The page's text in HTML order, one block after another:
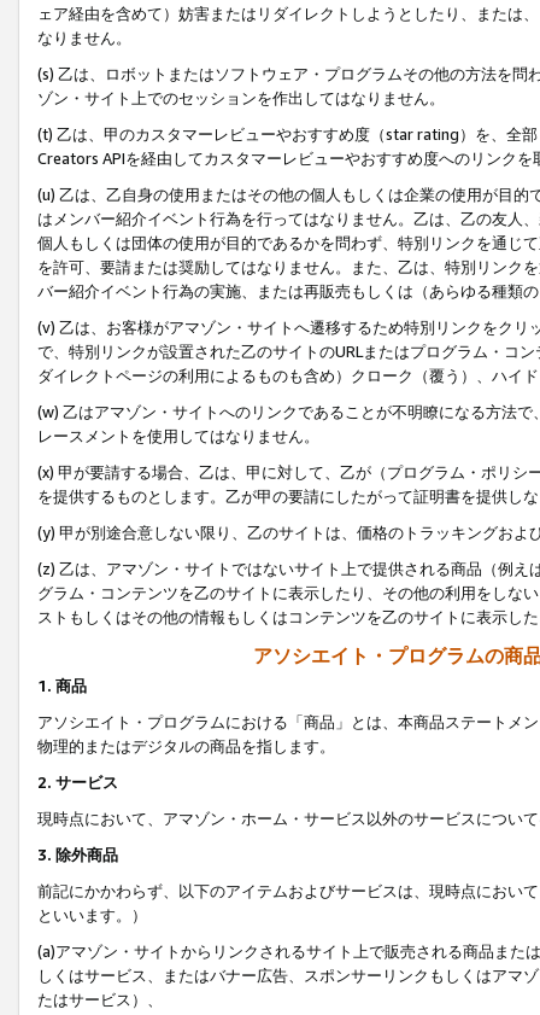
ェア経由を含めて）妨害またはリダイレクトしようとしたり、または
なりません。
(s) 乙は、ロボットまたはソフトウェア・プログラムその他の方法を
ゾン・サイト上でのセッションを作出してはなりません。
(t) 乙は、甲のカスタマーレビューやおすすめ度（star rating）を、全
Creators APIを経由してカスタマーレビューやおすすめ度へのリンクを
(u) 乙は、乙自身の使用またはその他の個人もしくは企業の使用が目
はメンバー紹介イベント行為を行ってはなりません。乙は、乙の友人
個人もしくは団体の使用が目的であるかを問わず、特別リンクを通じ
を許可、要請または奨励してはなりません。また、乙は、特別リンク
バー紹介イベント行為の実施、または再販売もしくは（あらゆる種類
(v) 乙は、お客様がアマゾン・サイトへ遷移するため特別リンクをク
で、特別リンクが設置された乙のサイトのURLまたはプログラム・コ
ダイレクトページの利用によるものも含め）クローク（覆う）、ハイ
(w) 乙はアマゾン・サイトへのリンクであることが不明瞭になる方法
レースメントを使用してはなりません。
(x) 甲が要請する場合、乙は、甲に対して、乙が（プログラム・ポリ
を提供するものとします。乙が甲の要請にしたがって証明書を提供し
(y) 甲が別途合意しない限り、乙のサイトは、価格のトラッキングお
(z) 乙は、アマゾン・サイトではないサイト上で提供される商品（例
グラム・コンテンツを乙のサイトに表示したり、その他の利用をしな
ストもしくはその他の情報もしくはコンテンツを乙のサイトに表示し
アソシエイト・プログラムの商
1. 商品
アソシエイト・プログラムにおける「商品」とは、本商品ステートメ
物理的またはデジタルの商品を指します。
2. サービス
現時点において、アマゾン・ホーム・サービス以外のサービスについ
3. 除外商品
前記にかかわらず、以下のアイテムおよびサービスは、現時点におい
といいます。）
(a)アマゾン・サイトからリンクされるサイト上で販売される商品ま
しくはサービス、またはバナー広告、スポンサーリンクもしくはアマ
たはサービス）、